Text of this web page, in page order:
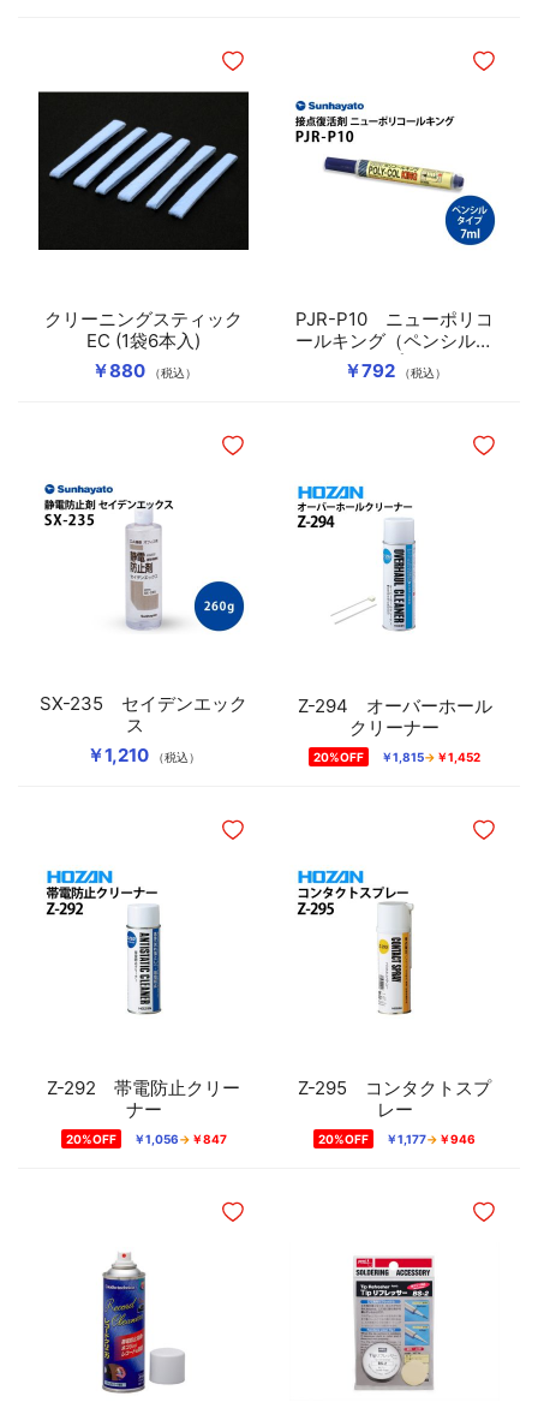
￥880 （税込）
クリーニングスティック
EC (1袋6本入)
ほしいものリストに追加
￥792 （税込）
PJR-P10 ニューポリコ
ールキング（ペンシルタ
イプ）
ほしい
￥1,210 （税込）
SX-235 セイデンエック
ス
ほしいものリストに追加
20%OFF ￥1,815 ￥1,452
Z-294 オーバーホール
クリーナー
ほしい
20%OFF ￥1,056 ￥847
Z-292 帯電防止クリー
ナー
ほしいものリストに追加
20%OFF ￥1,177 ￥946
Z-295 コンタクトスプ
レー
ほしい
ほしいものリストに追加 ほしい